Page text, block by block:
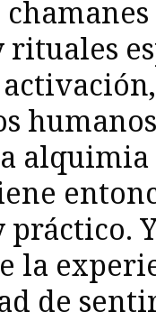
rituales
la
de